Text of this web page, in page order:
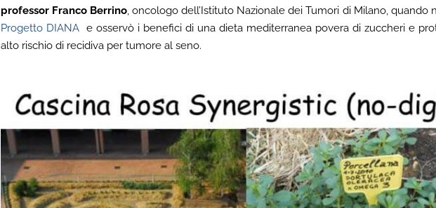
professor Franco Berrino , oncologo dell’Istituto Nazionale dei Tumori di Milano, quando
Progetto DIANA e osservò i benefici di una dieta mediterranea povera di zuccheri e
alto rischio di recidiva per tumore al seno.